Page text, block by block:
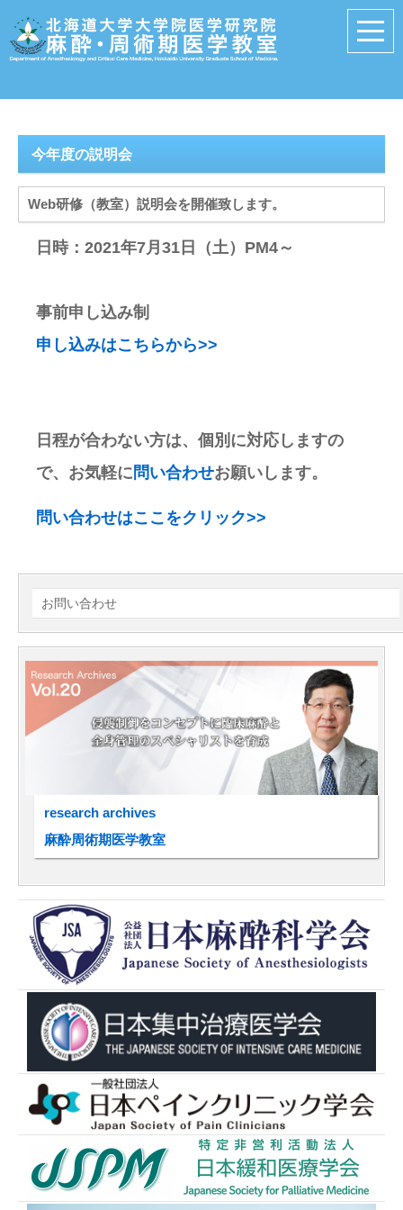
今年度の説明会
Web研修（教室）説明会を開催致します。
日時：2021年7月31日（土）PM4～
事前申し込み制
申し込みはこちらから>>
日程が合わない方は、個別に対応しますの
で、お気軽に 問い合わせお願いします。
問い合わせはここをクリック>>
お問い合わせ
research archives
麻酔周術期医学教室